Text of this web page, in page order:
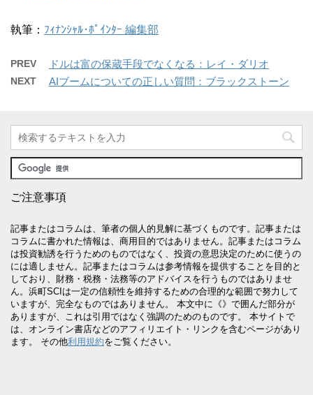
執筆： ﾌｨﾅﾝｼｬﾙ･ﾎﾟｲﾝﾀｰ 編集部
PREV ドルは富の保蔵手段でなくなる：レイ・ダリオ
NEXT AIブームについての正しい質問：ブラックストーン
ご注意事項
記事またはコラムは、筆者の個人的見解に基づくものです。記事または
コラムに書かれた情報は、商用目的ではありません。記事またはコラム
は投資勧誘を行うためのものではなく、投資の意思決定のために使うの
には適しません。記事またはコラムは参考情報を提供することを目的と
しており、財務・税務・法務等のアドバイスを行うものではありませ
ん。浜町SCIは一定の信頼性を維持するための合理的な範囲で努力して
いますが、完全なものではありません。 本文中に《》で囲んだ部分が
ありますが、これは引用ではなく強調のためのものです。 本サイトで
は、オンライン書店などのアフィリエイト・リンクを含むページがあり
ます。 その他利用規約をご覧ください。